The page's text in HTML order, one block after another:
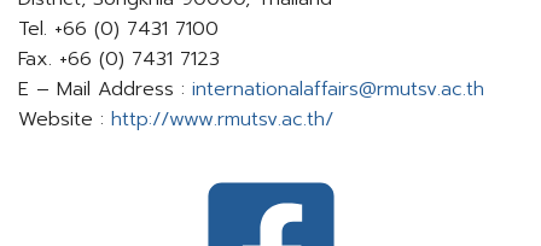
Tel. +66 (0) 7431 7100
Fax. +66 (0) 7431 7123
E – Mail Address : internationalaffairs@rmutsv.ac.th​​​​​​​
Website : http://www.rmutsv.ac.th/